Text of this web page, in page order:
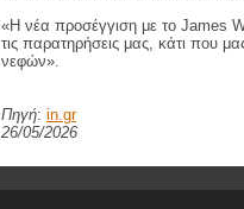
«Η νέα προσέγγιση με το James
τις παρατηρήσεις μας, κάτι που
νεφών».
Πηγή: in.gr
26/05/2026